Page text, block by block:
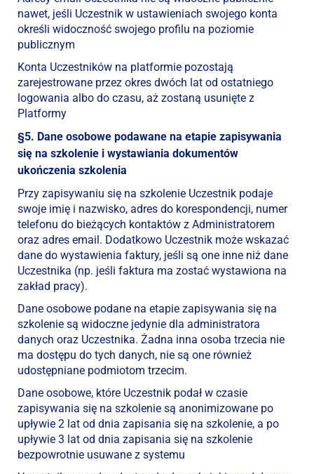
nawet, jeśli Uczestnik w ustawieniach swojego konta
określi widoczność swojego profilu na poziomie
publicznym
Konta Uczestników na platformie pozostają
zarejestrowane przez okres dwóch lat od ostatniego
logowania albo do czasu, aż zostaną usunięte z
Platformy
§5. Dane osobowe podawane na etapie zapisywania
się na szkolenie i wystawiania dokumentów
ukończenia szkolenia
Przy zapisywaniu się na szkolenie Uczestnik podaje
swoje imię i nazwisko, adres do korespondencji, numer
telefonu do bieżących kontaktów z Administratorem
oraz adres email. Dodatkowo Uczestnik może wskazać
dane do wystawienia faktury, jeśli są one inne niż dane
Uczestnika (np. jeśli faktura ma zostać wystawiona na
zakład pracy).
Dane osobowe podane na etapie zapisywania się na
szkolenie są widoczne jedynie dla administratora
danych oraz Uczestnika. Żadna inna osoba trzecia nie
ma dostępu do tych danych, nie są one również
udostępniane podmiotom trzecim.
Dane osobowe, które Uczestnik podał w czasie
zapisywania się na szkolenie są anonimizowane po
upływie 2 lat od dnia zapisania się na szkolenie, a po
upływie 3 lat od dnia zapisania się na szkolenie
bezpowrotnie usuwane z systemu